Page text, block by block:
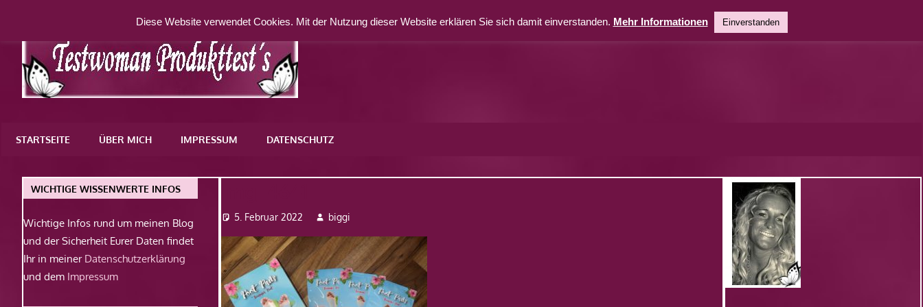
springen
WordPress-
STARTSEITE ÜBER MICH IMPRESSUM DATENSCHUTZ
5. Februar 2022 biggi
WICHTIGE WISSENWERTE INFOS
Wichtige Infos rund um meinen Blog
und der Sicherheit Eurer Daten findet
Ihr in meiner Datenschutzerklärung
und dem Impressum
Diese Website verwendet Cookies. Mit der Nutzung dieser Website erklären Sie sich damit einverstanden. Mehr Informationen Einverstanden